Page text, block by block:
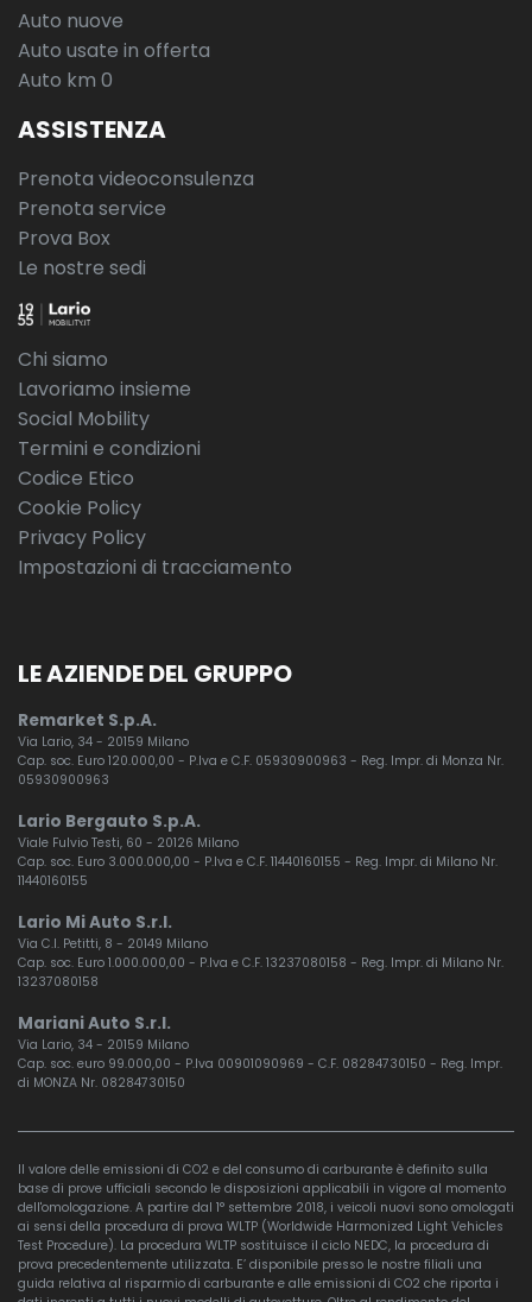
Auto nuove
Auto usate in offerta
Auto km 0
ASSISTENZA
Prenota videoconsulenza
Prenota service
Prova Box
Le nostre sedi
Chi siamo
Lavoriamo insieme
Social Mobility
Termini e condizioni
Codice Etico
Cookie Policy
Privacy Policy
Impostazioni di tracciamento
LE AZIENDE DEL GRUPPO
Remarket S.p.A.
Via Lario, 34 - 20159 Milano
Cap. soc. Euro 120.000,00 - P.Iva e C.F. 05930900963 - Reg. Impr. di Monza Nr.
05930900963
Lario Bergauto S.p.A.
Viale Fulvio Testi, 60 - 20126 Milano
Cap. soc. Euro 3.000.000,00 - P.Iva e C.F. 11440160155 - Reg. Impr. di Milano Nr.
11440160155
Lario Mi Auto S.r.l.
Via C.I. Petitti, 8 - 20149 Milano
Cap. soc. Euro 1.000.000,00 - P.Iva e C.F. 13237080158 - Reg. Impr. di Milano Nr.
13237080158
Mariani Auto S.r.l.
Via Lario, 34 - 20159 Milano
Cap. soc. euro 99.000,00 - P.Iva 00901090969 - C.F. 08284730150 - Reg. Impr.
di MONZA Nr. 08284730150
Il valore delle emissioni di CO2 e del consumo di carburante è definito sulla
base di prove ufficiali secondo le disposizioni applicabili in vigore al momento
dell'omologazione. A partire dal 1° settembre 2018, i veicoli nuovi sono omologati
ai sensi della procedura di prova WLTP (Worldwide Harmonized Light Vehicles
Test Procedure). La procedura WLTP sostituisce il ciclo NEDC, la procedura di
prova precedentemente utilizzata. E’ disponibile presso le nostre filiali una
guida relativa al risparmio di carburante e alle emissioni di CO2 che riporta i